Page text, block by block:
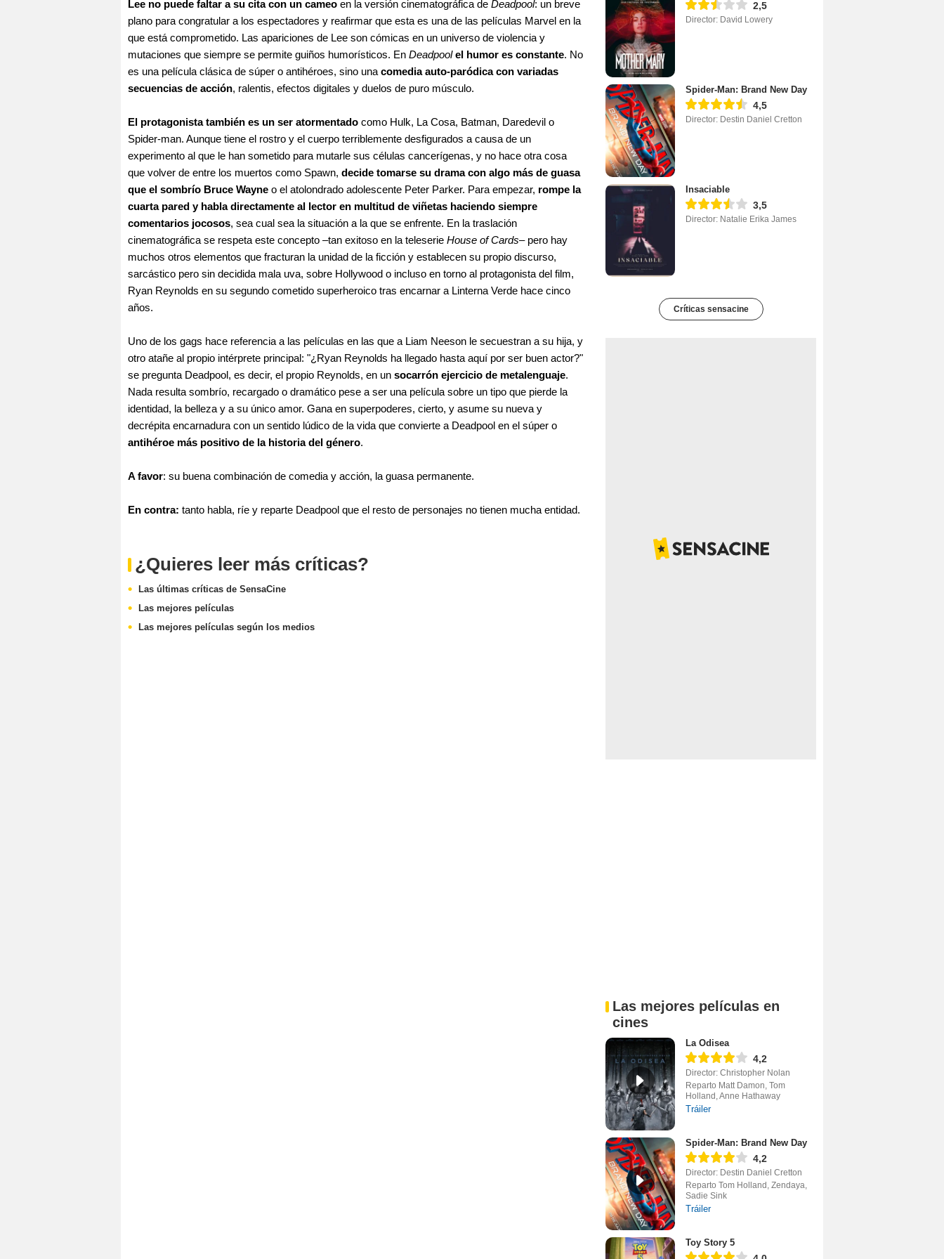
Lee no puede faltar a su cita con un cameo en la versión cinematográfica de Deadpool: un breve
plano para congratular a los espectadores y reafirmar que esta es una de las películas Marvel en la
que está comprometido. Las apariciones de Lee son cómicas en un universo de violencia y
mutaciones que siempre se permite guiños humorísticos. En Deadpool el humor es constante. No
es una película clásica de súper o antihéroes, sino una comedia auto-paródica con variadas
secuencias de acción, ralentis, efectos digitales y duelos de puro músculo.
El protagonista también es un ser atormentado como Hulk, La Cosa, Batman, Daredevil o
Spider-man. Aunque tiene el rostro y el cuerpo terriblemente desfigurados a causa de un
experimento al que le han sometido para mutarle sus células cancerígenas, y no hace otra cosa
que volver de entre los muertos como Spawn, decide tomarse su drama con algo más de guasa
que el sombrío Bruce Wayne o el atolondrado adolescente Peter Parker. Para empezar, rompe la
cuarta pared y habla directamente al lector en multitud de viñetas haciendo siempre
comentarios jocosos, sea cual sea la situación a la que se enfrente. En la traslación
cinematográfica se respeta este concepto –tan exitoso en la teleserie House of Cards– pero hay
muchos otros elementos que fracturan la unidad de la ficción y establecen su propio discurso,
sarcástico pero sin decidida mala uva, sobre Hollywood o incluso en torno al protagonista del film,
Ryan Reynolds en su segundo cometido superheroico tras encarnar a Linterna Verde hace cinco
años.
Uno de los gags hace referencia a las películas en las que a Liam Neeson le secuestran a su hija, y
otro atañe al propio intérprete principal: "¿Ryan Reynolds ha llegado hasta aquí por ser buen actor?"
se pregunta Deadpool, es decir, el propio Reynolds, en un socarrón ejercicio de metalenguaje.
Nada resulta sombrío, recargado o dramático pese a ser una película sobre un tipo que pierde la
identidad, la belleza y a su único amor. Gana en superpoderes, cierto, y asume su nueva y
decrépita encarnadura con un sentido lúdico de la vida que convierte a Deadpool en el súper o
antihéroe más positivo de la historia del género.
A favor: su buena combinación de comedia y acción, la guasa permanente.
En contra: tanto habla, ríe y reparte Deadpool que el resto de personajes no tienen mucha entidad.
¿Quieres leer más críticas?
Las últimas críticas de SensaCine
Las mejores películas
Las mejores películas según los medios
2,5
Director: David Lowery
Spider-Man: Brand New Day
4,5
Director: Destin Daniel Cretton
Insaciable
3,5
Director: Natalie Erika James
Críticas sensacine
Las mejores películas en
cines
La Odisea
4,2
Director: Christopher Nolan
Reparto Matt Damon, Tom
Holland, Anne Hathaway
Tráiler
Spider-Man: Brand New Day
4,2
Director: Destin Daniel Cretton
Reparto Tom Holland, Zendaya,
Sadie Sink
Tráiler
Toy Story 5